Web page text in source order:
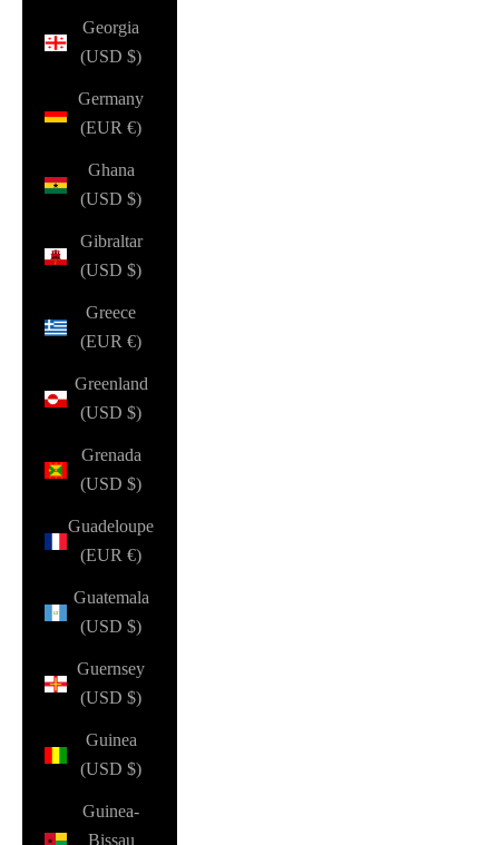
Georgia
(USD $)
Germany
(EUR €)
Ghana
(USD $)
Gibraltar
(USD $)
Greece
(EUR €)
Greenland
(USD $)
Grenada
(USD $)
Guadeloupe
(EUR €)
Guatemala
(USD $)
Guernsey
(USD $)
Guinea
(USD $)
Guinea-
Bissau